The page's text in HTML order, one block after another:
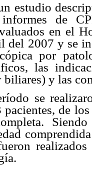
estudio
de
en el
del 2007 y se
por
las
biliares) y las
se
pacientes, de